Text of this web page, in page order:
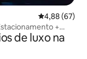
4,88 de uma
4,88 (67)
+
de luxo na